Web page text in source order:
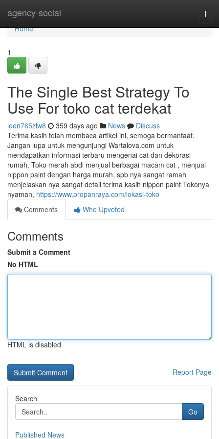
agency-social
Home
Home
1
The Single Best Strategy To
Use For toko cat terdekat
leen765zlw8 359 days ago News
Discuss
Terima kasih telah membaca artikel ini, semoga bermanfaat.
Jangan lupa untuk mengunjungi Wartalova.com untuk
mendapatkan informasi terbaru mengenai cat dan dekorasi
rumah. Toko merah abdi menjual berbagai macam cat , menjual
nippon paint dengan harga murah, spb nya sangat ramah
menjelaskan nya sangat detail terima kasih nippon paint Tokonya
nyaman, https://www.propanraya.com/lokasi-toko
Comments
Who Upvoted
Comments
Submit a Comment
No HTML
HTML is disabled
Report Page
Search
Go
Published News